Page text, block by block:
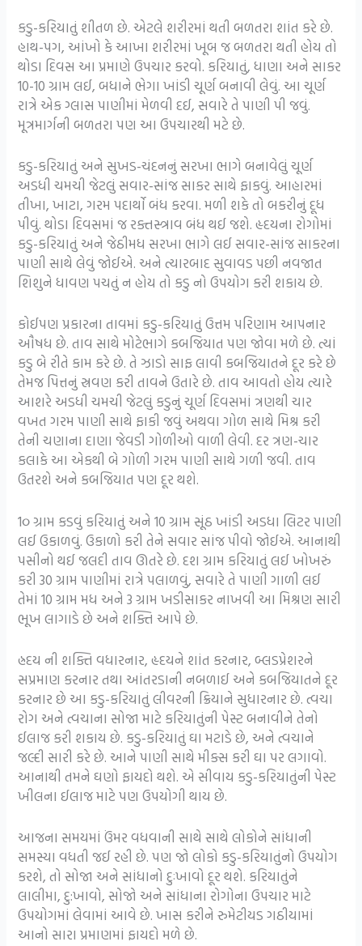
કડુ-કરિયાતું શીતળ છે. એટલે શરીરમાં થતી બળતરા શાંત કરે છે.
હાથ-પગ, આંખો કે આખા શરીરમાં ખૂબ જ બળતરા થતી હોય તો
થોડા દિવસ આ પ્રમાણે ઉપચાર કરવો. કરિયાતું, ધાણા અને સાકર
10-10 ગ્રામ લઈ, બધાને ભેગા ખાંડી ચૂર્ણ બનાવી લેવું. આ ચૂર્ણ
રાત્રે એક ગ્લાસ પાણીમાં મેળવી દઈ, સવારે તે પાણી પી જવું.
મૂત્રમાર્ગની બળતરા પણ આ ઉપચારથી મટે છે.
કડુ-કરિયાતું અને સુખડ-ચંદનનું સરખા ભાગે બનાવેલું ચૂર્ણ
અડધી ચમચી જેટલું સવાર-સાંજ સાકર સાથે ફાકવું. આહારમાં
તીખા, ખાટા, ગરમ પદાર્થો બંધ કરવા. મળી શકે તો બકરીનું દૂધ
પીવું. થોડા દિવસમાં જ રક્તસ્ત્રાવ બંધ થઈ જશે. હૃદયના રોગોમાં
કડુ-કરિયાતું અને જેઠીમધ સરખા ભાગે લઈ સવાર-સાંજ સાકરના
પાણી સાથે લેવું જોઈએ. અને ત્યારબાદ સુવાવડ પછી નવજાત
શિશુને ધાવણ પચતું ન હોય તો કડુ નો ઉપયોગ કરી શકાય છે.
કોઈપણ પ્રકારના તાવમાં કડુ-કરિયાતું ઉત્તમ પરિણામ આપનાર
ઔષધ છે. તાવ સાથે મોટેભાગે કબજિયાત પણ જોવા મળે છે. ત્યાં
કડુ બે રીતે કામ કરે છે. તે ઝાડો સાફ લાવી કબજિયાતને દૂર કરે છે
તેમજ પિત્તનું સ્રવણ કરી તાવને ઉતારે છે. તાવ આવતો હોય ત્યારે
આશરે અડધી ચમચી જેટલું કડુનું ચૂર્ણ દિવસમાં ત્રણથી ચાર
વખત ગરમ પાણી સાથે ફાકી જવું અથવા ગોળ સાથે મિશ્ર કરી
તેની ચણાના દાણા જેવડી ગોળીઓ વાળી લેવી. દર ત્રણ-ચાર
કલાકે આ એકથી બે ગોળી ગરમ પાણી સાથે ગળી જવી. તાવ
ઉતરશે અને કબજિયાત પણ દૂર થશે.
1૦ ગ્રામ કડવું કરિયાતું અને 10 ગ્રામ સૂંઠ ખાંડી અડધા લિટર પાણી
લઈ ઉકાળવું. ઉકાળો કરી તેને સવાર સાંજ પીવો જોઈએ. આનાથી
પસીનો થઈ જલદી તાવ ઊતરે છે. દશ ગ્રામ કરિયાતું લઈ ખોખરું
કરી 30 ગ્રામ પાણીમાં રાત્રે પલાળવું, સવારે તે પાણી ગાળી લઈ
તેમાં 10 ગ્રામ મધ અને 3 ગ્રામ ખડીસાકર નાખવી આ મિશ્રણ સારી
ભૂખ લાગાડે છે અને શક્તિ આપે છે.
હ્રદય ની શક્તિ વધારનાર, હૃદયને શાંત કરનાર, બ્લડપ્રેશરને
સપ્રમાણ કરનાર તથા આંતરડાની નબળાઈ અને કબજિયાતને દૂર
કરનાર છે આ કડુ-કરિયાતું લીવરની ક્રિયાને સુધારનાર છે. ત્વચા
રોગ અને ત્વચાના સોજા માટે કરિયાતુંની પેસ્ટ બનાવીને તેનો
ઈલાજ કરી શકાય છે. કડુ-કરિયાતું ઘા મટાડે છે, અને ત્વચાને
જલ્દી સારી કરે છે. આને પાણી સાથે મીક્સ કરી ઘા પર લગાવો.
આનાથી તમને ઘણો ફાયદો થશે. એ સીવાય કડુ-કરિયાતુંની પેસ્ટ
ખીલના ઈલાજ માટે પણ ઉપયોગી થાય છે.
આજના સમયમાં ઉંમર વધવાની સાથે સાથે લોકોને સાંધાની
સમસ્યા વધતી જઈ રહી છે. પણ જો લોકો કડુ-કરિયાતુંનો ઉપયોગ
કરશે, તો સોજા અને સાંધાનો દુઃખાવો દૂર થશે. કરિયાતુંને
લાલીમા, દુ:ખાવો, સોજો અને સાંધાના રોગોના ઉપચાર માટે
ઉપયોગમાં લેવામાં આવે છે. ખાસ કરીને રુમેટીયડ ગઠીયામાં
આનો સારા પ્રમાણમાં ફાયદો મળે છે.